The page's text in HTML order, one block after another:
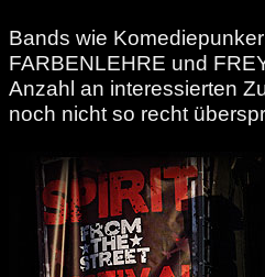
Bands wie
FARBENLEHRE und
Anzahl an interessierten
noch nicht so recht